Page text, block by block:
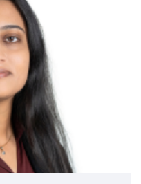
procesi